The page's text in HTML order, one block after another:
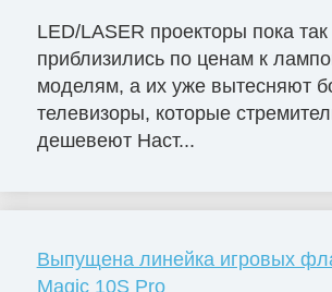
LED/LASER проекторы пока
приблизились по ценам к
моделям, а их уже вытесняют
телевизоры, которые
дешевеют Наст...
Выпущена линейка игровых
Magic 10S Pro